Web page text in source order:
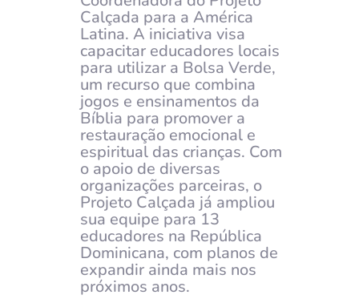
Calçada para a América
Latina. A iniciativa visa
capacitar educadores locais
para utilizar a Bolsa Verde,
um recurso que combina
jogos e ensinamentos da
Bíblia para promover a
restauração emocional e
espiritual das crianças. Com
o apoio de diversas
organizações parceiras, o
Projeto Calçada já ampliou
sua equipe para 13
educadores na República
Dominicana, com planos de
expandir ainda mais nos
próximos anos.